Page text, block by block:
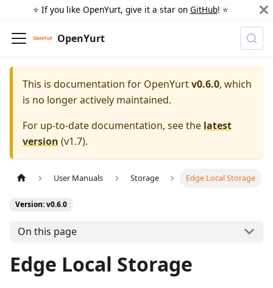
⭐️ If you like OpenYurt, give it a star on GitHub! ⭐️
OpenYurt
This is documentation for OpenYurtv0.6.0, which
is no longer actively maintained.
For up-to-date documentation, see the latest
version (v1.7).
User Manuals Storage Edge Local Storage
Version: v0.6.0
On this page
Edge Local Storage